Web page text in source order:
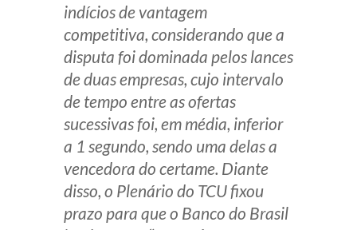
indícios de vantagem
competitiva, considerando que a
disputa foi dominada pelos lances
de duas empresas, cujo intervalo
de tempo entre as ofertas
sucessivas foi, em média, inferior
a 1 segundo, sendo uma delas a
vencedora do certame. Diante
disso, o Plenário do TCU fixou
prazo para que o Banco do Brasil